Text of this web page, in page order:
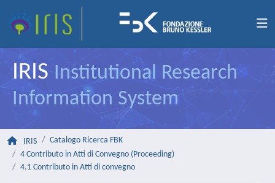
IRIS Institutional Research
Information System
IRIS
Catalogo Ricerca FBK
4 Contributo in Atti di Convegno (Proceeding)
4.1 Contributo in Atti di convegno